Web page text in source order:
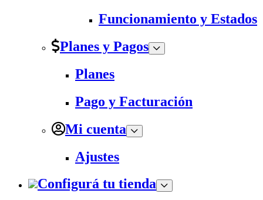
Funcionamiento y Estados
Planes y Pagos
Planes
Pago y Facturación
Mi cuenta
Ajustes
Configurá tu tienda